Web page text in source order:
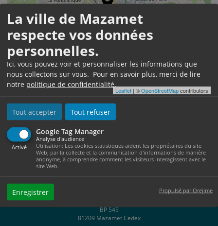
La ville de Mazamet
respecte vos données
personnelles.
Ici, vous pouvez voir et personnaliser les informations que
nous collectons sur vous. Pour en savoir plus, merci de lire
notre politique de confidentialité.
Tout accepter Tout refuser
Google Tag Manager
Activé
Analyse d'audience
Utilisation: Les cookies statistiques aident les propriétaires du site
Web, par la collecte et la communication d'informations de manière
anonyme, à comprendre comment les visiteurs interagissent avec le
site Web.
Enregistrer Propulsé par Orejime
Leaflet | ©OpenStreetMapcontributors
BP 545
81209 Mazamet Cedex